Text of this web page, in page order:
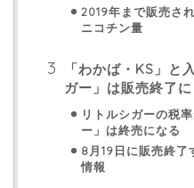
2019年まで販売さ
ニコチン量
「わかば・KS」と
ガー」は販売終了に
リトルシガーの税
ー」は終売になる
8月19日に販売終了
情報